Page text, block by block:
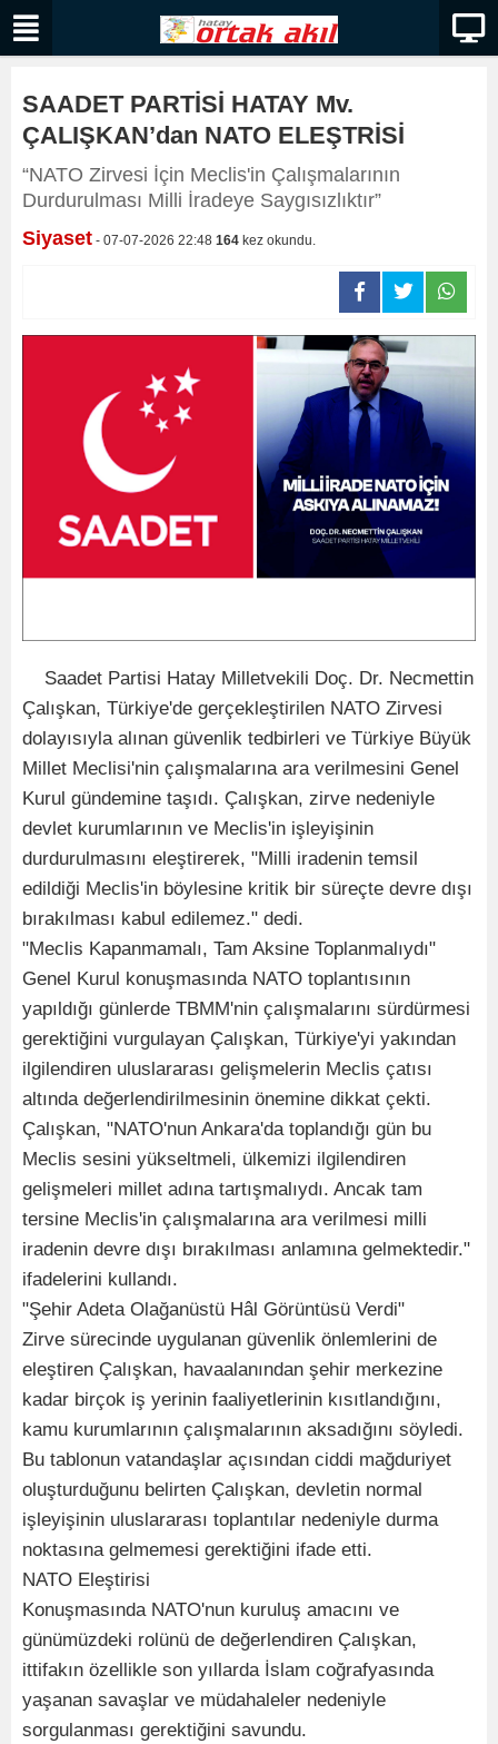
SAADET PARTİSİ HATAY Mv.
ÇALIŞKAN’dan NATO ELEŞTRİSİ
“NATO Zirvesi İçin Meclis'in Çalışmalarının
Durdurulması Milli İradeye Saygısızlıktır”
Siyaset - 07-07-2026 22:48 164 kez okundu.
Saadet Partisi Hatay Milletvekili Doç. Dr. Necmettin
Çalışkan, Türkiye'de gerçekleştirilen NATO Zirvesi
dolayısıyla alınan güvenlik tedbirleri ve Türkiye Büyük
Millet Meclisi'nin çalışmalarına ara verilmesini Genel
Kurul gündemine taşıdı. Çalışkan, zirve nedeniyle
devlet kurumlarının ve Meclis'in işleyişinin
durdurulmasını eleştirerek, "Milli iradenin temsil
edildiği Meclis'in böylesine kritik bir süreçte devre dışı
bırakılması kabul edilemez." dedi.
"Meclis Kapanmamalı, Tam Aksine Toplanmalıydı"
Genel Kurul konuşmasında NATO toplantısının
yapıldığı günlerde TBMM'nin çalışmalarını sürdürmesi
gerektiğini vurgulayan Çalışkan, Türkiye'yi yakından
ilgilendiren uluslararası gelişmelerin Meclis çatısı
altında değerlendirilmesinin önemine dikkat çekti.
Çalışkan, "NATO'nun Ankara'da toplandığı gün bu
Meclis sesini yükseltmeli, ülkemizi ilgilendiren
gelişmeleri millet adına tartışmalıydı. Ancak tam
tersine Meclis'in çalışmalarına ara verilmesi milli
iradenin devre dışı bırakılması anlamına gelmektedir."
ifadelerini kullandı.
"Şehir Adeta Olağanüstü Hâl Görüntüsü Verdi"
Zirve sürecinde uygulanan güvenlik önlemlerini de
eleştiren Çalışkan, havaalanından şehir merkezine
kadar birçok iş yerinin faaliyetlerinin kısıtlandığını,
kamu kurumlarının çalışmalarının aksadığını söyledi.
Bu tablonun vatandaşlar açısından ciddi mağduriyet
oluşturduğunu belirten Çalışkan, devletin normal
işleyişinin uluslararası toplantılar nedeniyle durma
noktasına gelmemesi gerektiğini ifade etti.
NATO Eleştirisi
Konuşmasında NATO'nun kuruluş amacını ve
günümüzdeki rolünü de değerlendiren Çalışkan,
ittifakın özellikle son yıllarda İslam coğrafyasında
yaşanan savaşlar ve müdahaleler nedeniyle
sorgulanması gerektiğini savundu.